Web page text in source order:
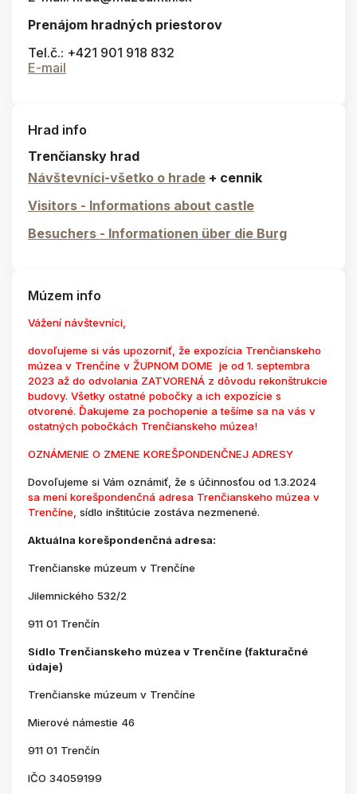
Prenájom hradných priestorov
Tel.č.: +421 901 918 832
E-mail
Hrad info
Trenčiansky hrad
Návštevníci-všetko o hrade + cennik
Visitors - Informations about castle
Besuchers - Informationen über die Burg
Múzem info
Vážení návštevníci,
dovoľujeme si vás upozorniť, že expozícia Trenčianskeho
múzea v Trenčíne v ŽUPNOM DOME je od 1. septembra
2023 až do odvolania ZATVORENÁ z dôvodu rekonštrukcie
budovy. Všetky ostatné pobočky a ich expozície s
otvorené. Ďakujeme za pochopenie a tešíme sa na vás v
ostatných pobočkách Trenčianskeho múzea!
OZNÁMENIE O ZMENE KOREŠPONDENČNEJ ADRESY
Dovoľujeme si Vám oznámiť, že s účinnosťou od 1.3.2024
sa mení korešpondenčná adresa Trenčianskeho múzea v
Trenčíne, sídlo inštitúcie zostáva nezmenené.
Aktuálna korešpondenčná adresa:
Trenčianske múzeum v Trenčíne
Jilemnického 532/2
911 01 Trenčín
Sídlo Trenčianskeho múzea v Trenčíne (fakturačné
údaje)
Trenčianske múzeum v Trenčíne
Mierové námestie 46
911 01 Trenčín
IČO 34059199